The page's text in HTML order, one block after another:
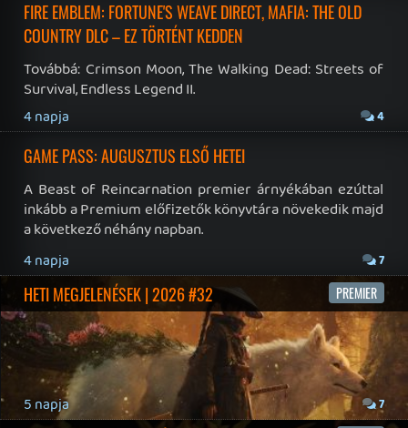
PLAYSTATION PLUS: AZ AUGUSZTUSI HÁRMAS
túlélőtúra. Független fejlesztésű horror történet. Ez
várja az előfizetőket a következő hónapban.
2026.07.28.
HÉTVÉGÉN)
Továbbá: Final Fantasy XIV: Evercold, S.T.A.L.K.E.R.2: Cost
of Hope, BeastLink.
2026.07.28.